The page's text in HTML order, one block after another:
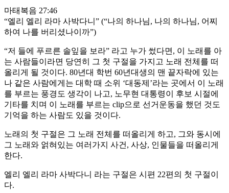
마태복음 27:46
“엘리 엘리 라마 사박다니” (“나의 하나님, 나의 하나님, 어찌
하여 나를 버리셨나이까”)
“저 들에 푸르른 솔잎을 보라” 라고 누가 썼다면, 이 노래를 아
는 사람들이라면 당연히 그 첫 구절을 가지고 노래 전체를 떠
올리게 될 것이다. 80년대 학번 60년대생의 맨 끝자락에 있는
나 같은 사람에게는 대학 때 소위 ‘대동제’라는 곳에서 이 노래
를 부르는 풍경도 생각이 나고, 노무현 대통령이 후보 시절에
기타를 치며 이 노래를 부르는 clip으로 선거운동을 했던 것도
기억을 하는 사람도 있을 것이다.
노래의 첫 구절은 그 노래 전체를 떠올리게 하고, 그와 동시에
그 노래와 얽혀있는 여러가지 사건, 사상, 인물들을 떠올리게
한다.
엘리 엘리 라마 사박다니 라는 구절은 시편 22편의 첫 구절이
다.